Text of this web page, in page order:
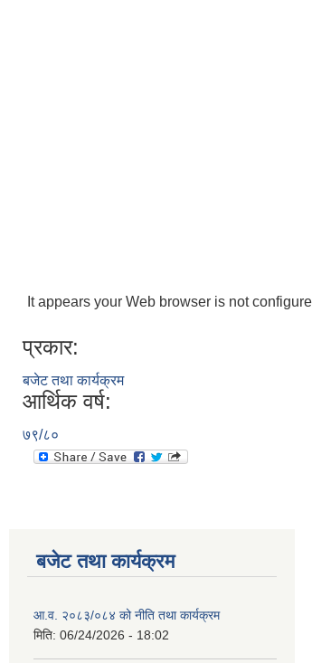
It appears your Web browser is not
प्रकार:
बजेट तथा कार्यक्रम
आर्थिक वर्ष:
७९/८०
बजेट तथा कार्यक्रम
आ.व. २०८३/०८४ को नीति तथा कार्यक्रम
मिति: 06/24/2026 - 18:02